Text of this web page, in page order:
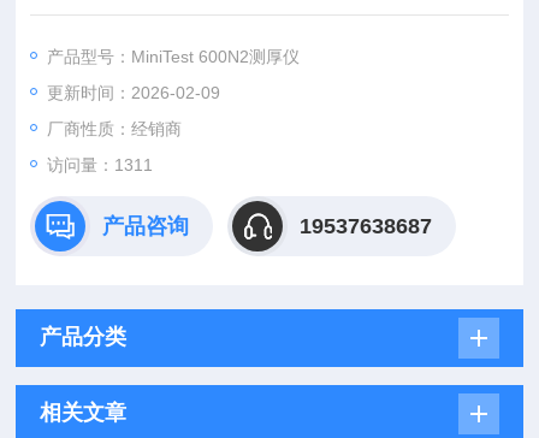
携带，适用于各种现场作业环境。其采用稳定技术，测量数据精
工业领域，能快速有效地对涂层厚度进行无损检测，帮助用户把
控产品质量，是涂层厚度测量的得力工具。
产品型号：MiniTest 600N2测厚仪
更新时间：2026-02-09
厂商性质：经销商
访问量：1311
产品咨询 19537638687
产品分类
相关文章